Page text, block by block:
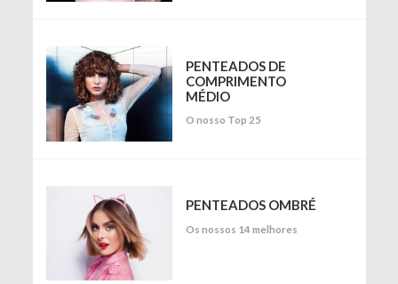
PENTEADOS DE
COMPRIMENTO
MÉDIO
O nosso Top 25
PENTEADOS OMBRÉ
Os nossos 14 melhores